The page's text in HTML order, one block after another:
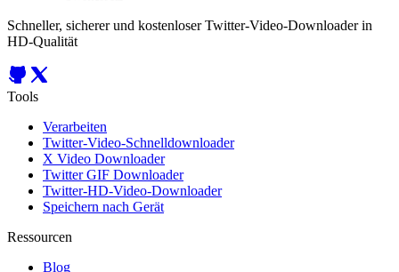
Schneller, sicherer und kostenloser Twitter-Video-Downloader in
HD-Qualität
Tools
Verarbeiten
Twitter-Video-Schnelldownloader
X Video Downloader
Twitter GIF Downloader
Twitter-HD-Video-Downloader
Speichern nach Gerät
Ressourcen
Blog